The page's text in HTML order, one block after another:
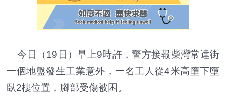
今日（19日）早上9時許，警方接報柴灣常達街
一個地盤發生工業意外，一名工人從4米高墮下墮
臥2樓位置，腳部受傷被困。